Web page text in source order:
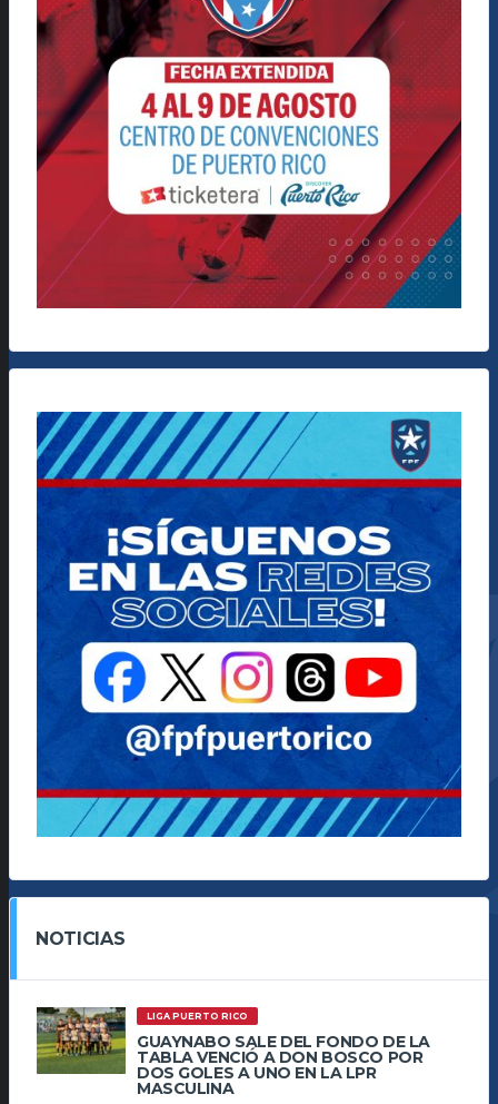
NOTICIAS
LIGA PUERTO RICO
GUAYNABO SALE DEL FONDO DE LA
TABLA VENCIÓ A DON BOSCO POR
DOS GOLES A UNO EN LA LPR
MASCULINA